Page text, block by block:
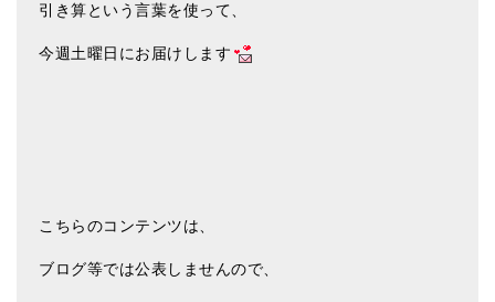
引き算という言葉を使って、
今週土曜日にお届けします
こちらのコンテンツは、
ブログ等では公表しませんので、